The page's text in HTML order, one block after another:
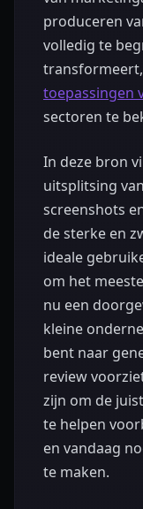
produceren
volledig te
toepassingen
sectoren te
In deze bron
uitsplitsing
screenshots
de sterke en
ideale
om het
nu een
kleine
bent naar
review
zijn om de
te helpen
en vandaag
te maken.